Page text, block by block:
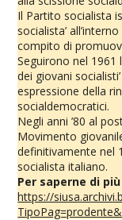
Il Partito socialista
socialista’
compito di
Seguirono nel 1961
dei giovani
espressione della
socialdemocratici.
Negli anni ’80 al
Movimento
definitivamente nel
socialista italiano.
Per saperne di più
https://